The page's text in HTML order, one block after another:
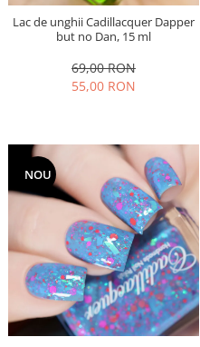
Lac de unghii Cadillacquer Dapper
but no Dan, 15 ml
69,00 RON
55,00 RON
NOU